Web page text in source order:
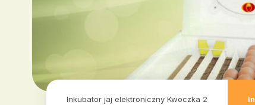
Inkubator jaj elektroniczny Kwoczka 2